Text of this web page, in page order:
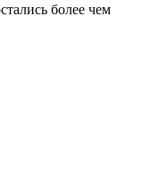
более чем